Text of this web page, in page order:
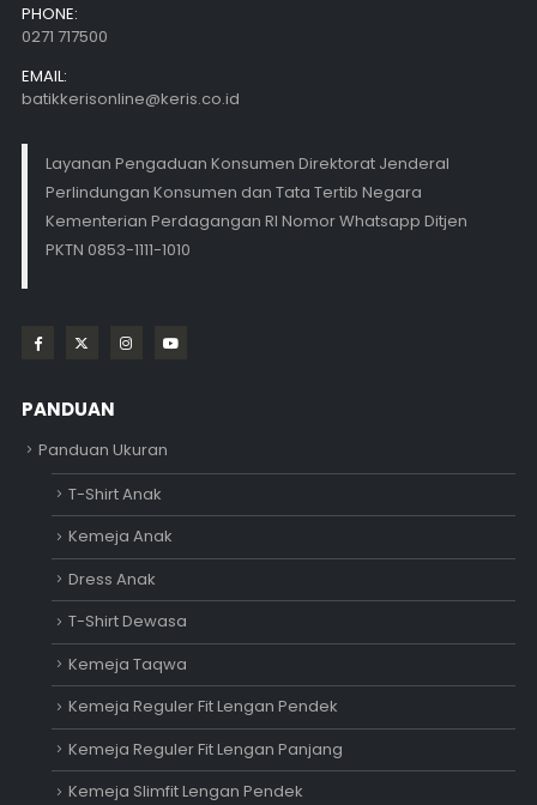
PHONE:
0271 717500
EMAIL:
batikkerisonline@keris.co.id
Layanan Pengaduan Konsumen Direktorat Jenderal
Perlindungan Konsumen dan Tata Tertib Negara
Kementerian Perdagangan RI Nomor Whatsapp Ditjen
PKTN 0853-1111-1010
PANDUAN
Panduan Ukuran
T-Shirt Anak
Kemeja Anak
Dress Anak
T-Shirt Dewasa
Kemeja Taqwa
Kemeja Reguler Fit Lengan Pendek
Kemeja Reguler Fit Lengan Panjang
Kemeja Slimfit Lengan Pendek